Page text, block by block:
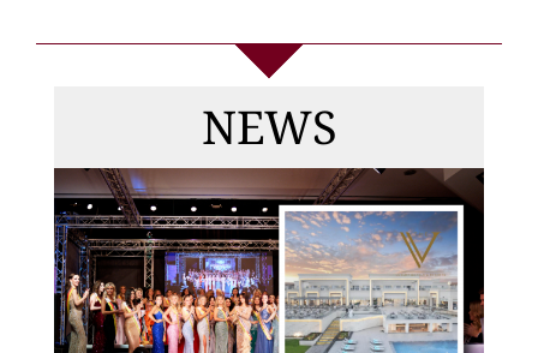
NEWS
Die
Gewinnerinnen
von MISS & MRS
DEUTSCHLAND
2026, Top Model
Germany +